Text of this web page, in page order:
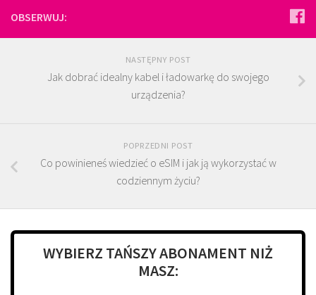
OBSERWUJ:
NASTĘPNY POST
Jak dobrać idealny kabel i ładowarkę do swojego
urządzenia?
POPRZEDNI POST
Co powinieneś wiedzieć o eSIM i jak ją wykorzystać w
codziennym życiu?
WYBIERZ TAŃSZY ABONAMENT NIŻ
MASZ: